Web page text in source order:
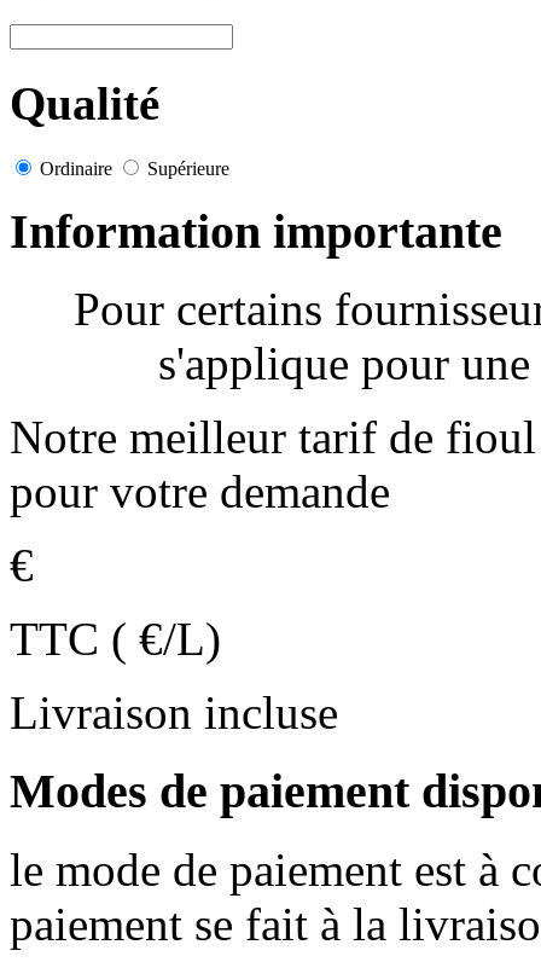
Qualité
Ordinaire Supérieure
Information importante
Pour certains
s'applique pour
Notre meilleur tarif de
pour votre demande
€
TTC ( €/L)
Livraison incluse
Modes de paiement
le mode de paiement est à
paiement se fait à la